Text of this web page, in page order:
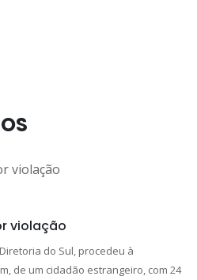
violação
do Sul, procedeu à
de um cidadão estrangeiro, com 24